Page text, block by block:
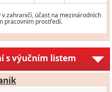
zahraničí, účast na mezinárodních
pracovním prostředí.
s výučním listem